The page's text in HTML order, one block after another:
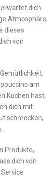
dich
Atmosphäre,
dieses
von
am
Kuchen hast,
dich mit
schmecken,
Produkte,
dich von